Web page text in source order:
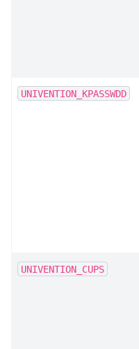
UNIVENTION_KPASSWDD
UNIVENTION_CUPS